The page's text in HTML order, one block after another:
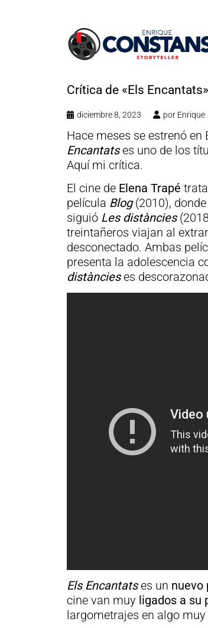
Crítica de «Els
diciembre 8, 2023 por Enrique
Hace meses se estrenó
Encantatses uno de los
Aquí mi crítica.
El cine de Elena Trapé
película Blog(2010),
siguió Les distàncies
treintañeros viajan al
desconectado. Ambas
presenta la adolescencia
distàncieses
Els Encantatses un nuevo
cine van muy ligados a su
largometrajes en algo muy